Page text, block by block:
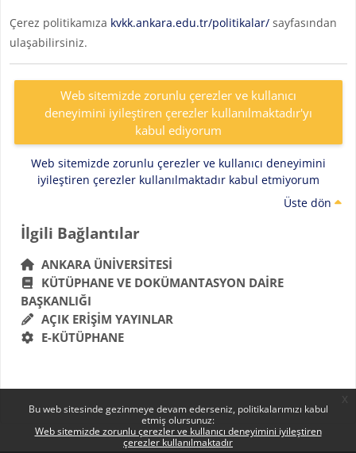
Bu web sitesinde gezinmeye devam ederseniz, politikalarımızı kabul
etmiş olursunuz:
Web sitemizde zorunlu çerezler ve kullanıcı deneyimini iyileştiren
çerezler kullanılmaktadır
Çerez politikamıza kvkk.ankara.edu.tr/politikalar/sayfasından
ulaşabilirsiniz.
Web sitemizde zorunlu çerezler ve kullanıcı
deneyimini iyileştiren çerezler kullanılmaktadır'yı
kabul ediyorum
Web sitemizde zorunlu çerezler ve kullanıcı deneyimini
iyileştiren çerezler kullanılmaktadır kabul etmiyorum
Üste dön
Bloklar
İlgili Bağlantılar 'yı atla
İlgili Bağlantılar
ANKARA ÜNIVERSITESI
KÜTÜPHANE VE DOKÜMANTASYON DAIRE
BAŞKANLIĞI
AÇIK ERIŞIM YAYINLAR
E-KÜTÜPHANE